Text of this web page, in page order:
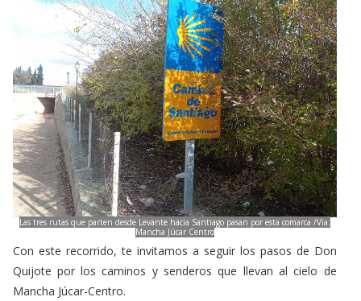
Las tres rutas que parten desde Levante hacia Santiago pasan por esta comarca /Vïa:
Mancha Júcar Centro
Con este recorrido, te invitamos a seguir los pasos de Don
Quijote por los caminos y senderos que llevan al cielo de
Mancha Júcar-Centro.
Alojamientos y experiencias recomendados por